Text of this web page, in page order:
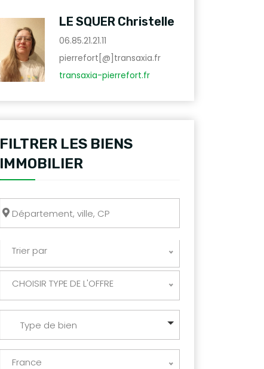
LE SQUER Christelle
06.85.21.21.11
pierrefort[@]transaxia.fr
transaxia-pierrefort.fr
FILTRER LES BIENS
IMMOBILIER
Trier par
CHOISIR TYPE DE L'OFFRE
Type de bien
France